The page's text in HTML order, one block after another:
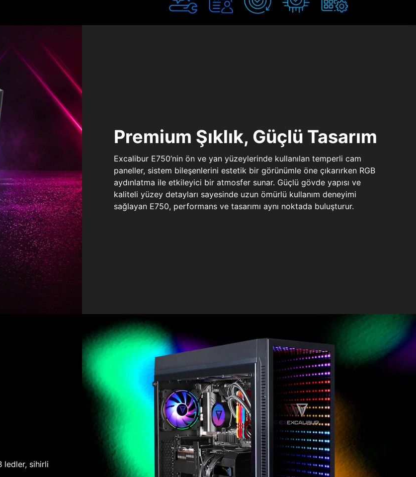
Premium Şıklık, Güçlü Tasarım
Excalibur E750’nin ön ve yan yüzeylerinde kullanılan temperli cam
paneller, sistem bileşenlerini estetik bir görünümle öne çıkarırken RGB
aydınlatma ile etkileyici bir atmosfer sunar. Güçlü gövde yapısı ve
kaliteli yüzey detayları sayesinde uzun ömürlü kullanım deneyimi
sağlayan E750, performans ve tasarımı aynı noktada buluşturur.
ledler, sihirli